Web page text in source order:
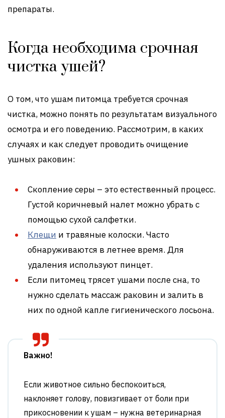
препараты.
Когда необходима срочная
чистка ушей?
О том, что ушам питомца требуется срочная
чистка, можно понять по результатам визуального
осмотра и его поведению. Рассмотрим, в каких
случаях и как следует проводить очищение
ушных раковин:
Скопление серы – это естественный процесс.
Густой коричневый налет можно убрать с
помощью сухой салфетки.
Клещи и травяные колоски. Часто
обнаруживаются в летнее время. Для
удаления используют пинцет.
Если питомец трясет ушами после сна, то
нужно сделать массаж раковин и залить в
них по одной капле гигиенического лосьона.
Важно!
Если животное сильно беспокоиться,
наклоняет голову, повизгивает от боли при
прикосновении к ушам – нужна ветеринарная